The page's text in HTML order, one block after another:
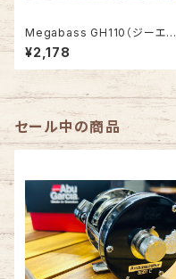
Megabass GH110（ジーエイ
チ・ワンテン）
¥2,178
セール中の商品